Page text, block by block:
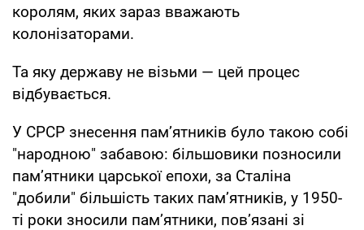
королям, яких зараз вважають
колонізаторами.
Та яку державу не візьми — цей процес
відбувається.
У СРСР знесення пам’ятників було такою собі
"народною" забавою: більшовики позносили
пам’ятники царської епохи, за Сталіна
"добили" більшість таких пам’ятників, у 1950-
ті роки зносили пам’ятники, пов’язані зі